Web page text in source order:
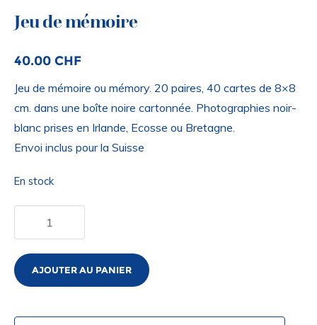
Jeu de mémoire
40.00 CHF
Jeu de mémoire ou mémory. 20 paires, 40 cartes de 8×8
cm. dans une boîte noire cartonnée. Photographies noir-
blanc prises en Irlande, Ecosse ou Bretagne.
Envoi inclus pour la Suisse
En stock
AJOUTER AU PANIER